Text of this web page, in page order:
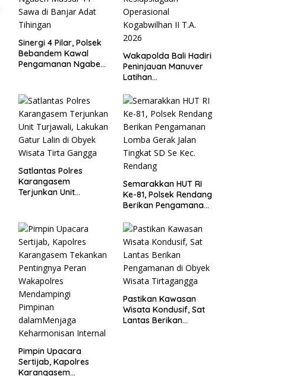
Sinergi 4 Pilar, Polsek
Bebandem Kawal
Pengamanan Ngaben
Wakapolda Bali Hadiri
Peninjauan Manuver
Latihan
Operasional
Kogabwilhan II T.A.
2026
Satlantas Polres
Karangasem
Terjunkan Unit
Wisata Tirta Gangga
Semarakkan HUT RI
Ke-81, Polsek Rendang
Berikan Pengamanan
Tingkat SD Se Kec.
Rendang
Pimpin Upacara
Sertijab, Kapolres
Karangasem
Pastikan Kawasan
Wisata Kondusif, Sat
Lantas Berikan